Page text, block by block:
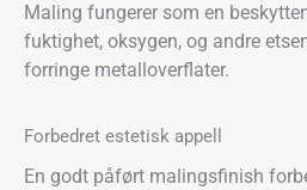
Maling fungerer som en
fuktighet, oksygen, og andre
forringe metalloverflater.
Forbedret estetisk appell
En godt påført malingsfinish